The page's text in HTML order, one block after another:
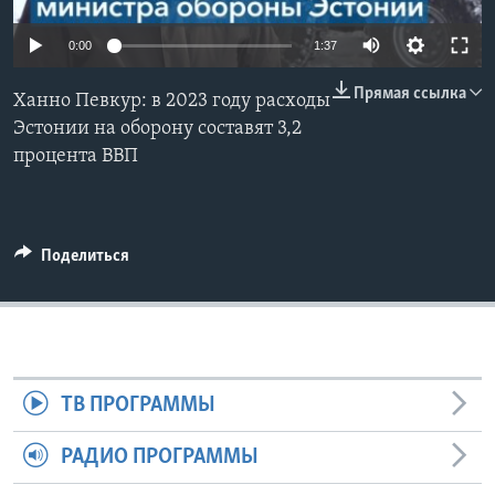
Learning English
СОЦИАЛЬНЫЕ СЕТИ
0:00 1:37
Прямая ссылка
Ханно Певкур: в 2023 году расходы
Эстонии на оборону составят 3,2
процента ВВП
Поделиться
ТВ ПРОГРАММЫ
РАДИО ПРОГРАММЫ